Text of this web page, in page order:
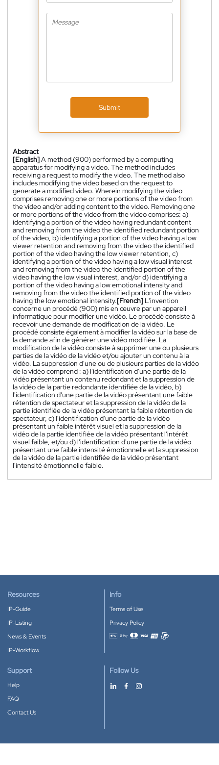
Submit
Abstract
[English]A method (900) performed by a computing
apparatus for modifying a video. The method includes
receiving a request to modify the video. The method also
includes modifying the video based on the request to
generate a modified video. Wherein modifying the video
comprises removing one or more portions of the video from
the video and/or adding content to the video. Removing one
or more portions of the video from the video comprises: a)
identifying a portion of the video having redundant content
and removing from the video the identified redundant portion
of the video, b) identifying a portion of the video having a low
viewer retention and removing from the video the identified
portion of the video having the low viewer retention, c)
identifying a portion of the video having a low visual interest
and removing from the video the identified portion of the
video having the low visual interest, and/or d) identifying a
portion of the video having a low emotional intensity and
removing from the video the identified portion of the video
having the low emotional intensity.[French] L'invention
concerne un procédé (900) mis en œuvre par un appareil
informatique pour modifier une vidéo. Le procédé consiste à
recevoir une demande de modification de la vidéo. Le
procédé consiste également à modifier la vidéo sur la base de
la demande afin de générer une vidéo modifiée. La
modification de la vidéo consiste à supprimer une ou plusieurs
parties de la vidéo de la vidéo et/ou ajouter un contenu à la
vidéo. La suppression d'une ou de plusieurs parties de la vidéo
de la vidéo comprend : a) l'identification d'une partie de la
vidéo présentant un contenu redondant et la suppression de
la vidéo de la partie redondante identifiée de la vidéo, b)
l'identification d'une partie de la vidéo présentant une faible
rétention de spectateur et la suppression de la vidéo de la
partie identifiée de la vidéo présentant la faible rétention de
spectateur, c) l'identification d'une partie de la vidéo
présentant un faible intérêt visuel et la suppression de la
vidéo de la partie identifiée de la vidéo présentant l'intérêt
visuel faible, et/ou d) l'identification d'une partie de la vidéo
présentant une faible intensité émotionnelle et la suppression
de la vidéo de la partie identifiée de la vidéo présentant
l'intensité émotionnelle faible.
Resources
IP-Guide
IP-Listing
News & Events
IP-Workflow
Info
Terms of Use
Privacy Policy
Accepted payment methods
Support
Help
FAQ
Contact Us
Follow Us